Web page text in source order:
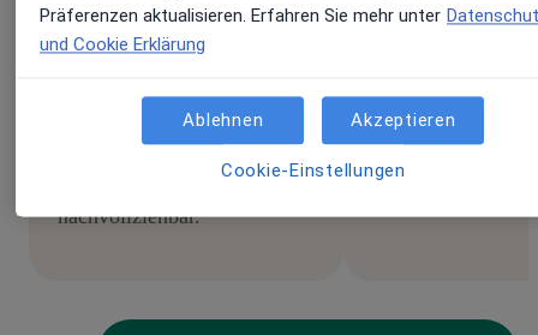
Noa Evidence greift
ausschließlich auf
Fachliteratur zu – keine
erfundenen Informationen,
keine unbelegten Aussagen.
nachvollziehbar.
direkten Links
entscheiden, ob
Sie in die
Präferenzen aktualisieren. Erfahren Sie mehr unter
und Cookie Erklärung
Ablehnen Akzeptieren
Cookie-Einstellungen